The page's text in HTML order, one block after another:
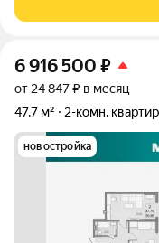
доступности от жилого
6 916 500 ₽
от 24 847 ₽ в месяц
47,7 м²
2-комн.
новостройка